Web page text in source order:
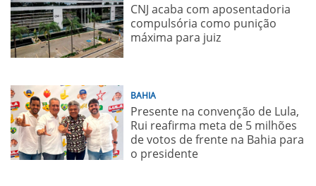
CNJ acaba com aposentadoria
compulsória como punição
máxima para juiz
BAHIA
Presente na convenção de Lula,
Rui reafirma meta de 5 milhões
de votos de frente na Bahia para
o presidente